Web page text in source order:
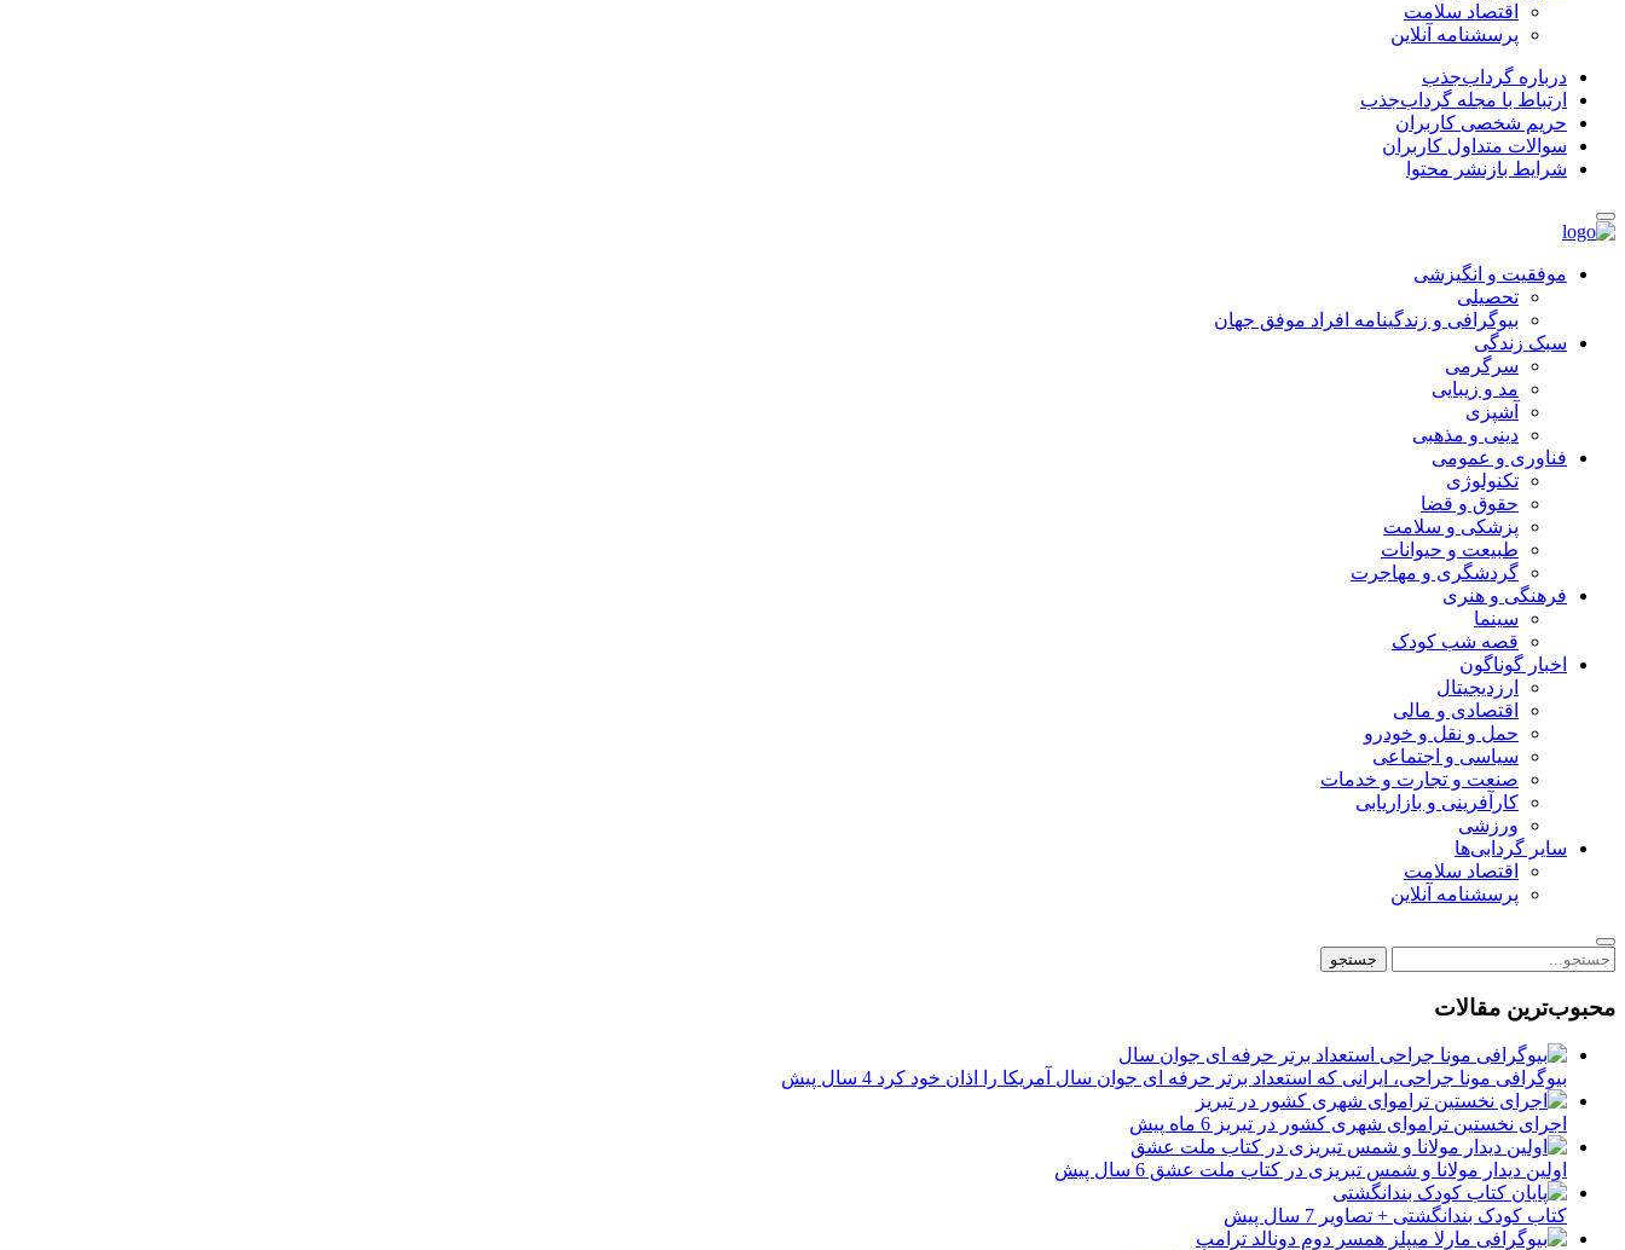
اقتصاد سلامت
پرسشنامه آنلاین
درباره گرداب‌جذب
ارتباط با مجله گرداب‌جذب
حریم شخصی کاربران
سوالات متداول کاربران
شرایط بازنشر محتوا
موفقیت و انگیزشی
تحصیلی
بیوگرافی و زندگینامه افراد موفق جهان
سبک زندگی
سرگرمی
مد و زیبایی
آشپزی
دینی و مذهبی
فناوری و عمومی
تکنولوژی
حقوق و قضا
پزشکی و سلامت
طبیعت و حیوانات
گردشگری و مهاجرت
فرهنگی و هنری
سینما
قصه شب کودک
اخبار گوناگون
ارزدیجیتال
اقتصادی و مالی
حمل و نقل و خودرو
سیاسی و اجتماعی
صنعت و تجارت و خدمات
کارآفرینی و بازاریابی
ورزشی
سایر گردابی‌ها
اقتصاد سلامت
پرسشنامه آنلاین
محبوب‌ترین مقالات
بیوگرافی مونا جراحی، ایرانی که استعداد برتر حرفه ای جوان سال آمریکا را اذان خود کرد 4 سال پیش
اجرای نخستین تراموای شهری کشور در تبریز 6 ماه پیش
اولین دیدار مولانا و شمس تبریزی در کتاب ملت عشق 6 سال پیش
کتاب کودک بندانگشتی + تصاویر 7 سال پیش